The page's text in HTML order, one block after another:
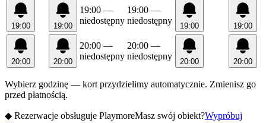
19:00 19:00
19:00 —
niedostępny
19:00 —
niedostępny
19:00 19:00
20:00 20:00
20:00 —
niedostępny
20:00 —
niedostępny
20:00 20:00
Wybierz godzinę — kort przydzielimy automatycznie. Zmienisz go
przed płatnością.
◆ Rezerwacje obsługuje PlaymoreMasz swój obiekt?Wypróbuj